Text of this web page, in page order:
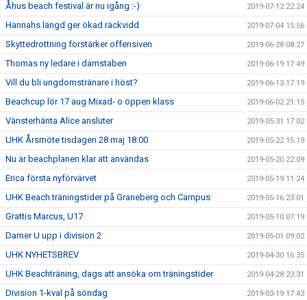
Åhus beach festival är nu igång :-) 2019-07-12 22:24
Hannahs längd ger ökad räckvidd 2019-07-04 15:56
Skyttedrottning förstärker offensiven 2019-06-28 08:27
Thomas ny ledare i damstaben 2019-06-19 17:49
Vill du bli ungdomstränare i höst? 2019-06-13 17:19
Beachcup lör 17 aug Mixad- o öppen klass 2019-06-02 21:15
Vänsterhänta Alice ansluter 2019-05-31 17:02
UHK Årsmöte tisdagen 28 maj 18:00 2019-05-22 15:19
Nu är beachplanen klar att användas 2019-05-20 22:09
Erica första nyförvärvet 2019-05-19 11:24
UHK Beach träningstider på Graneberg och Campus 2019-05-16 23:01
Grattis Marcus, U17 2019-05-10 07:19
Damer U upp i division 2 2019-05-01 09:02
UHK NYHETSBREV 2019-04-30 16:35
UHK Beachträning, dags att ansöka om träningstider 2019-04-28 23:31
Division 1-kval på söndag 2019-03-19 17:43